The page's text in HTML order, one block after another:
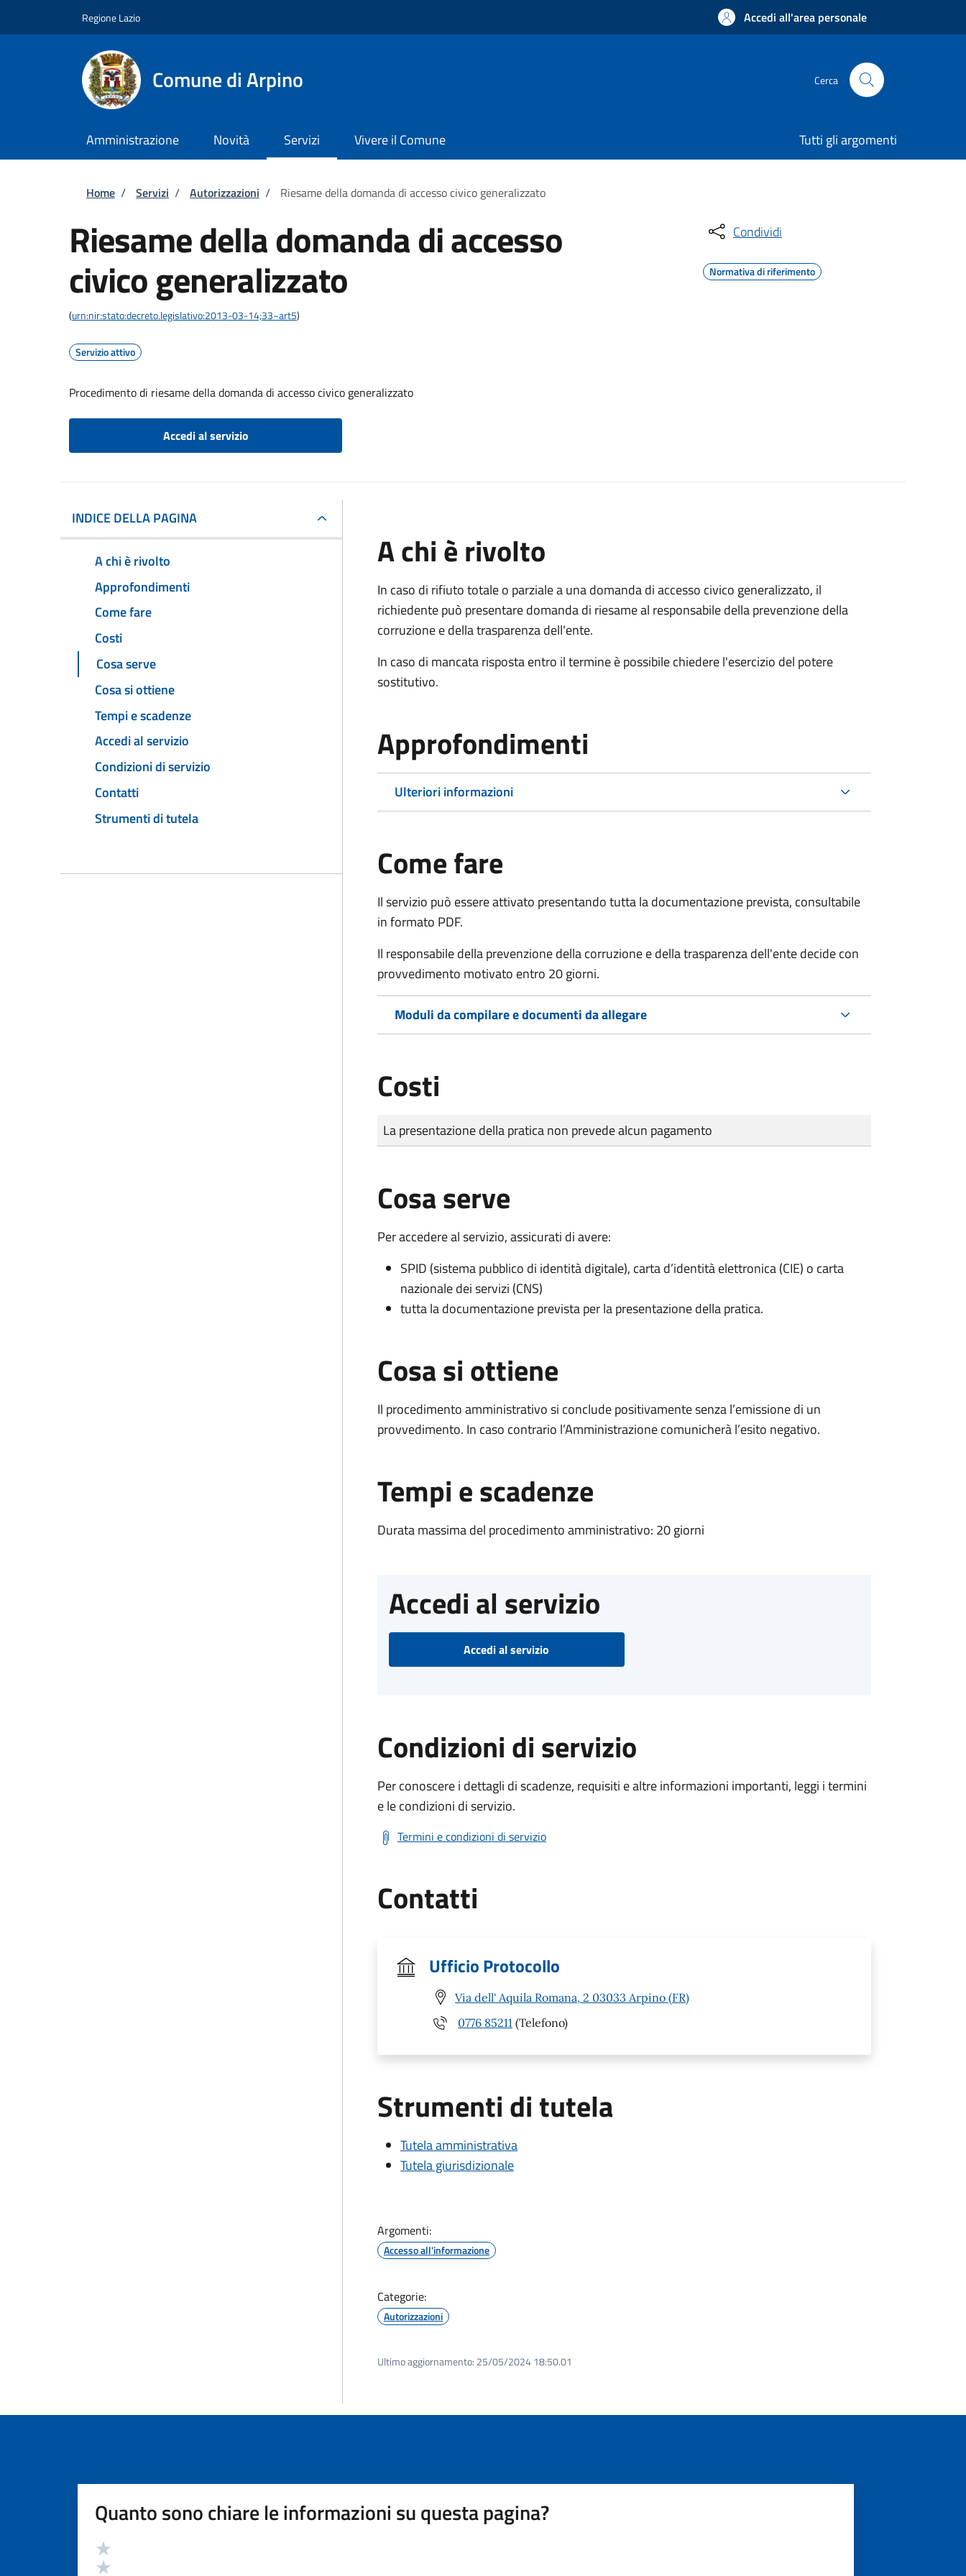
Regione Lazio Accedi all'area personale
Comune di Arpino Cerca
Amministrazione Novità Servizi Vivere il Comune Tutti gli argomenti
Briciole di pane
Home / Servizi / Autorizzazioni / Riesame della domanda di accesso civico generalizzato
Riesame della domanda di accesso
civico generalizzato
(urn:nir:stato:decreto.legislativo:2013-03-14;33~art5)
Servizio attivo
Procedimento di riesame della domanda di accesso civico generalizzato
Accedi al servizio
Condividi
Normativa di riferimento
INDICE DELLA PAGINA
A chi è rivolto
Approfondimenti
Come fare
Costi
Cosa serve
Cosa si ottiene
Tempi e scadenze
Accedi al servizio
Condizioni di servizio
Contatti
Strumenti di tutela
A chi è rivolto
In caso di rifiuto totale o parziale a una domanda di accesso civico generalizzato, il
richiedente può presentare domanda di riesame al responsabile della prevenzione della
corruzione e della trasparenza dell'ente.
In caso di mancata risposta entro il termine è possibile chiedere l'esercizio del potere
sostitutivo.
Approfondimenti
Ulteriori informazioni
Come fare
Il servizio può essere attivato presentando tutta la documentazione prevista, consultabile
in formato PDF.
Il responsabile della prevenzione della corruzione e della trasparenza dell'ente decide con
provvedimento motivato entro 20 giorni.
Moduli da compilare e documenti da allegare
Costi
Tipo di pagamento
Importo
La presentazione della pratica non prevede alcun pagamento
Cosa serve
Per accedere al servizio, assicurati di avere:
SPID (sistema pubblico di identità digitale), carta d’identità elettronica (CIE) o carta
nazionale dei servizi (CNS)
tutta la documentazione prevista per la presentazione della pratica.
Cosa si ottiene
Il procedimento amministrativo si conclude positivamente senza l’emissione di un
provvedimento. In caso contrario l’Amministrazione comunicherà l’esito negativo.
Tempi e scadenze
Durata massima del procedimento amministrativo: 20 giorni
Accedi al servizio
Accedi al servizio
Condizioni di servizio
Per conoscere i dettagli di scadenze, requisiti e altre informazioni importanti, leggi i termini
e le condizioni di servizio.
Termini e condizioni di servizio
Contatti
Ufficio Protocollo
Via dell' Aquila Romana, 2 03033 Arpino (FR)
0776 85211 (Telefono)
Strumenti di tutela
Tutela amministrativa
Tutela giurisdizionale
Argomenti:
Accesso all'informazione
Categorie:
Autorizzazioni
Ultimo aggiornamento: 25/05/2024 18:50.01
Quanto sono chiare le informazioni su questa pagina?
Valutazione